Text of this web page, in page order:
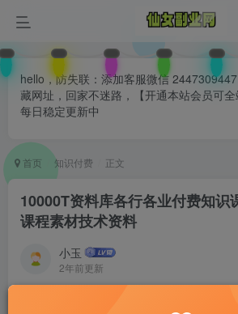
hello，防失联：添加客服微信
藏网址，回家不迷路，【开通本站会员可全
每日稳定更新中
首页 知识付费 正文
10000T资料库各行各业付费知识
课程素材技术资料
小玉
2年前更新